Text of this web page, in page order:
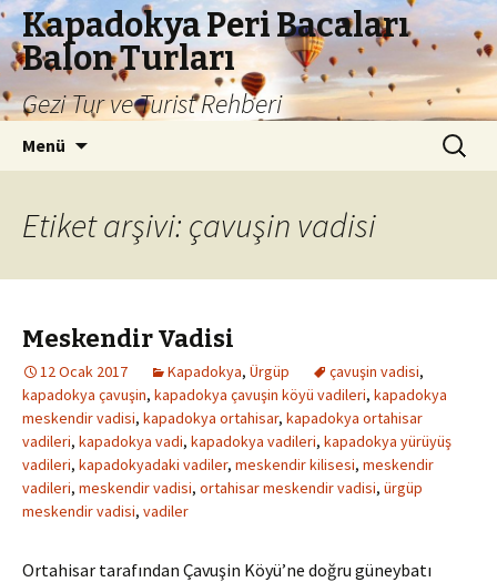
Kapadokya Peri Bacaları
Balon Turları
Gezi Tur ve Turist Rehberi
Menü Arama:
Etiket arşivi: çavuşin vadisi
Meskendir Vadisi
12 Ocak 2017 Kapadokya, Ürgüp çavuşin vadisi,
kapadokya çavuşin, kapadokya çavuşin köyü vadileri, kapadokya
meskendir vadisi, kapadokya ortahisar, kapadokya ortahisar
vadileri, kapadokya vadi, kapadokya vadileri, kapadokya yürüyüş
vadileri, kapadokyadaki vadiler, meskendir kilisesi, meskendir
vadileri, meskendir vadisi, ortahisar meskendir vadisi, ürgüp
meskendir vadisi, vadiler
Ortahisar tarafından Çavuşin Köyü’ne doğru güneybatı